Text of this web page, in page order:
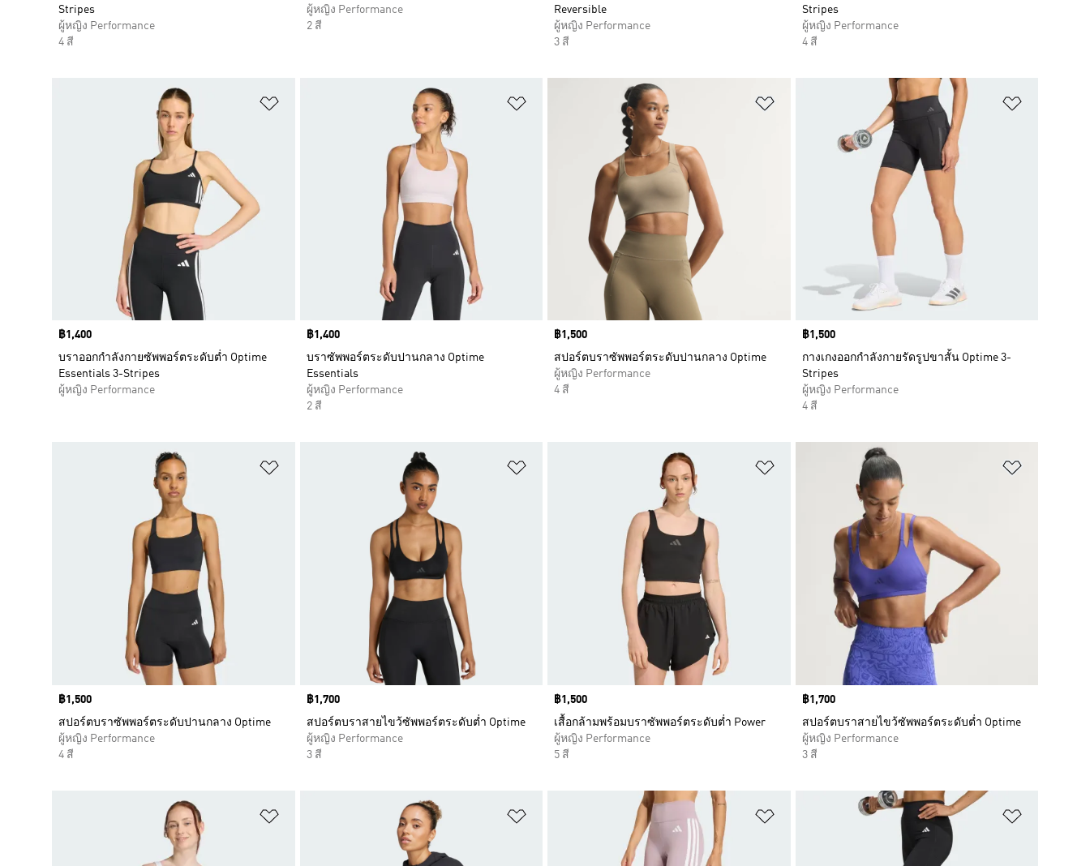
Stripes
ผู้หญิง Performance
4 สี
ผู้หญิง Performance
2 สี
Reversible
ผู้หญิง Performance
3 สี
Stripes
ผู้หญิง Performance
4 สี
เพิ่มไปยังรายการสินค้าโปรด
Price
฿1,400
บราออกกำลังกายซัพพอร์ตระดับต่ำ Optime
Essentials 3-Stripes
ผู้หญิง Performance
เพิ่มไปยังรายการสินค้าโปรด
Price
฿1,400
บราซัพพอร์ตระดับปานกลาง Optime
Essentials
ผู้หญิง Performance
2 สี
เพิ่มไปยังรายการสินค้าโปรด
Price
฿1,500
สปอร์ตบราซัพพอร์ตระดับปานกลาง Optime
ผู้หญิง Performance
4 สี
Price
฿1,500
กางเกงออกกำลังกายรัดรูปขาสั้น Optime 3-
Stripes
ผู้หญิง Performance
4 สี
เพิ่มไปยังรายการสินค้าโปรด
Price
฿1,500
สปอร์ตบราซัพพอร์ตระดับปานกลาง Optime
ผู้หญิง Performance
4 สี
เพิ่มไปยังรายการสินค้าโปรด
Price
฿1,700
สปอร์ตบราสายไขว้ซัพพอร์ตระดับต่ำ Optime
ผู้หญิง Performance
3 สี
เพิ่มไปยังรายการสินค้าโปรด
Price
฿1,500
เสื้อกล้ามพร้อมบราซัพพอร์ตระดับต่ำ Power
ผู้หญิง Performance
5 สี
Price
฿1,700
สปอร์ตบราสายไขว้ซัพพอร์ตระดับต่ำ Optime
ผู้หญิง Performance
3 สี
เพิ่มไปยังรายการสินค้าโปรด เพิ่มไปยังรายการสินค้าโปรด เพิ่มไปยังรายการสินค้าโปรด